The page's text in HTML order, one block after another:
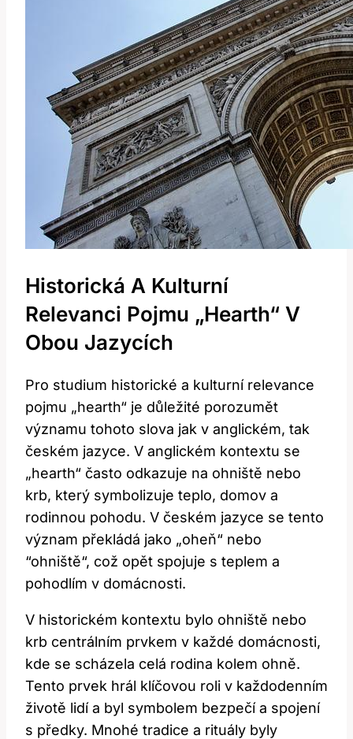
Historická A Kulturní​
Relevanci Pojmu „hearth“ V
Obou Jazycích
Pro studium⁣ historické a kulturní relevance‍
pojmu „hearth“ je důležité porozumět
významu tohoto ‍slova⁢ jak​ v anglickém, ⁤tak⁢
českém jazyce.⁤ V anglickém⁣ kontextu se
„hearth“ ‍často odkazuje⁤ na ohniště nebo
krb, který symbolizuje teplo, domov ⁢a
rodinnou pohodu. V českém jazyce se ⁤tento
význam překládá jako „oheň“⁤ nebo
‍“ohniště“, což⁤ opět spojuje s teplem a
pohodlím v ⁣domácnosti.
V historickém ⁢kontextu bylo​ ohniště nebo
krb centrálním prvkem ‌v⁢ každé domácnosti,
kde​ se‌ scházela celá ⁤rodina kolem ohně.
Tento ⁤prvek ​hrál klíčovou roli ⁢v ⁣každodenním
životě lidí a byl symbolem ​bezpečí a‍ spojení
s ⁢předky. Mnohé ⁢tradice a rituály byly